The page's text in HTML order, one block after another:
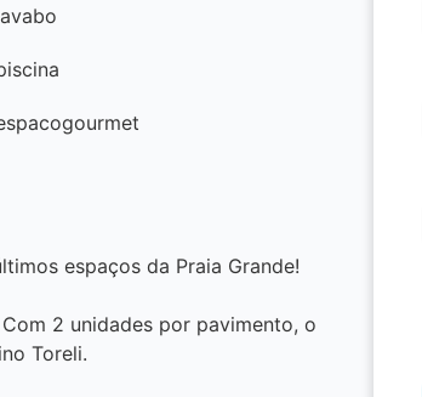
espaços da Praia Grande!
2 unidades por pavimento, o
Toreli.